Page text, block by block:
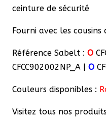
ceinture de sécurité
Fourni avec les cousins
Référence Sabelt : O
CFCC902002NP_A | O
Couleurs disponibles :
Visitez tous nos